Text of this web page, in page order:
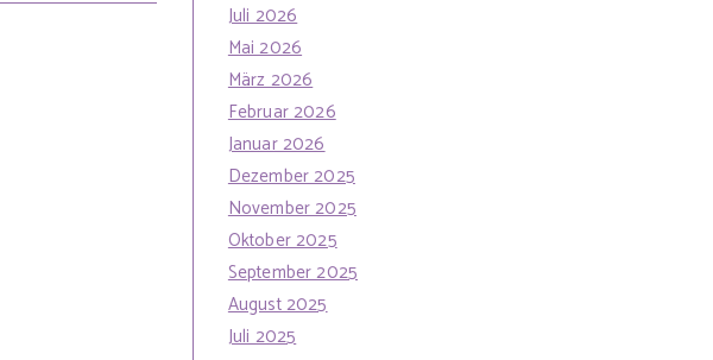
Juli 2026
Mai 2026
März 2026
Februar 2026
Januar 2026
Dezember 2025
November 2025
Oktober 2025
September 2025
August 2025
Juli 2025